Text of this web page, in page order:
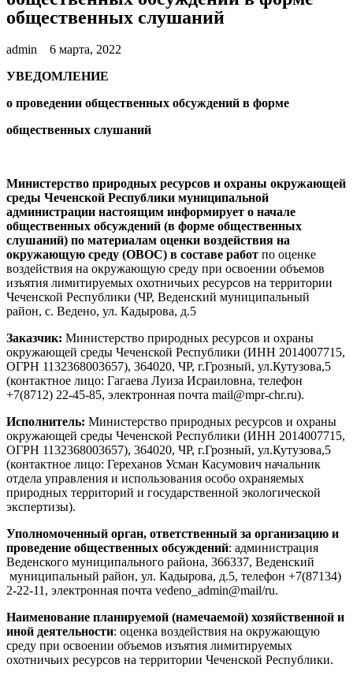
общественных слушаний
admin
6 марта, 2022
УВЕДОМЛЕНИЕ
о проведении общественных обсуждений в форме
общественных слушаний
Министерство природных ресурсов и охраны окружающей
среды Чеченской Республики муниципальной
администрации настоящим информирует о начале
общественных обсуждений (в форме общественных
слушаний) по материалам оценки воздействия на
окружающую среду (ОВОС) в составе работ по оценке
воздействия на окружающую среду при освоении объемов
изъятия лимитируемых охотничьих ресурсов на территории
Чеченской Республики (ЧР, Веденский муниципальный
район, с. Ведено, ул. Кадырова, д.5
Заказчик: Министерство природных ресурсов и охраны
окружающей среды Чеченской Республики (ИНН 2014007715,
ОГРН 1132368003657), 364020, ЧР, г.Грозный, ул.Кутузова,5
(контактное лицо: Гагаева Луиза Исраиловна, телефон
+7(8712) 22-45-85, электронная почта mail@mpr-chr.ru).
Исполнитель: Министерство природных ресурсов и охраны
окружающей среды Чеченской Республики (ИНН 2014007715,
ОГРН 1132368003657), 364020, ЧР, г.Грозный, ул.Кутузова,5
(контактное лицо: Гереханов Усман Касумович начальник
отдела управления и использования особо охраняемых
природных территорий и государственной экологической
экспертизы).
Уполномоченный орган, ответственный за организацию и
проведение общественных обсуждений: администрация
Веденского муниципального района, 366337, Веденский
муниципальный район, ул. Кадырова, д.5, телефон +7(87134)
2-22-11, электронная почта vedeno_admin@mail/ru.
Наименование планируемой (намечаемой) хозяйственной и
иной деятельности: оценка воздействия на окружающую
среду при освоении объемов изъятия лимитируемых
охотничьих ресурсов на территории Чеченской Республики.